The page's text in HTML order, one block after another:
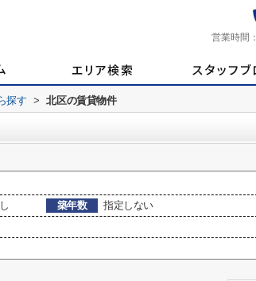
営業時間：
探す > 北区の賃貸物件
築年数
指定しない